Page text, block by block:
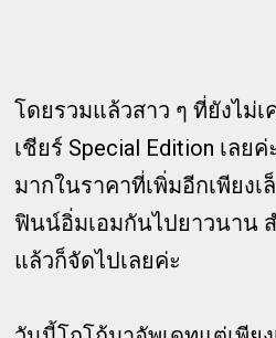
โดยรวมแล้วสาว ๆ ที่ยังไม่เ
เชียร์ Special Edition เล
มากในราคาที่เพิ่มอีกเพียง
ฟินน์อิ่มเอมกันไปยาวนาน
แล้วก็จัดไปเลยค่ะ